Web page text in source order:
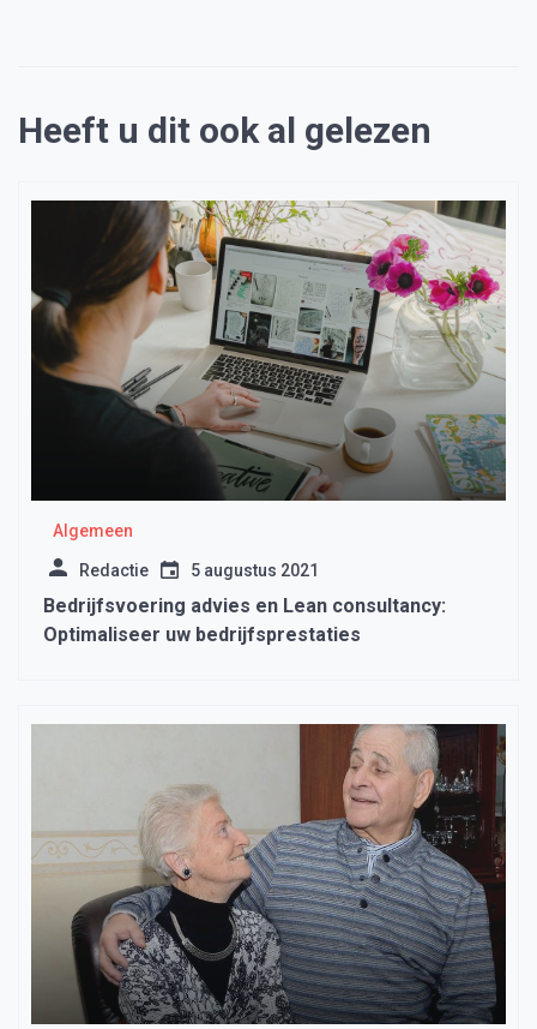
Heeft u dit ook al gelezen
Algemeen
Redactie 5 augustus 2021
Bedrijfsvoering advies en Lean consultancy:
Optimaliseer uw bedrijfsprestaties